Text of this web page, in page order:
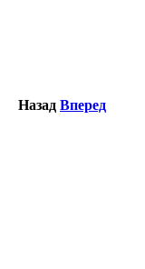
Назад Вперед